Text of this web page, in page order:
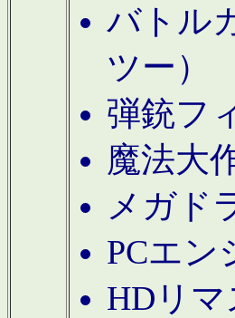
バトル
ツー）
弾銃フ
魔法大
メガド
PCエン
HDリ